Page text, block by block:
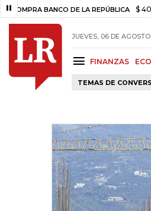
BANCO DE LA REPÚBLICA $ 408.498,97
JUEVES, 06 DE
FINANZAS
TEMAS DE